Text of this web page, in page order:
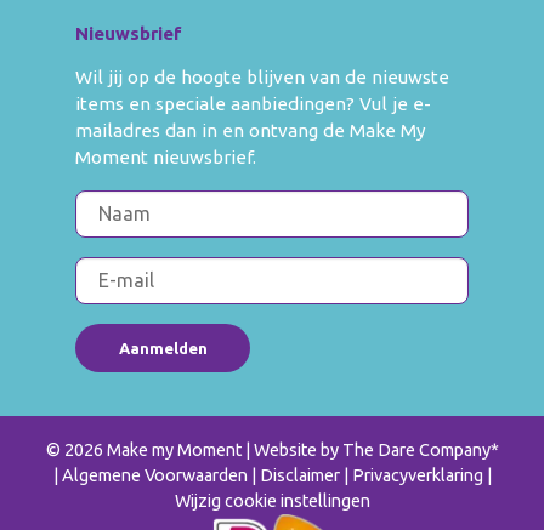
Nieuwsbrief
Wil jij op de hoogte blijven van de nieuwste
items en speciale aanbiedingen? Vul je e-
mailadres dan in en ontvang de Make My
Moment nieuwsbrief.
© 2026 Make my Moment | Website by The Dare Company*
Algemene Voorwaarden
Disclaimer Privacyverklaring
Wijzig cookie instellingen